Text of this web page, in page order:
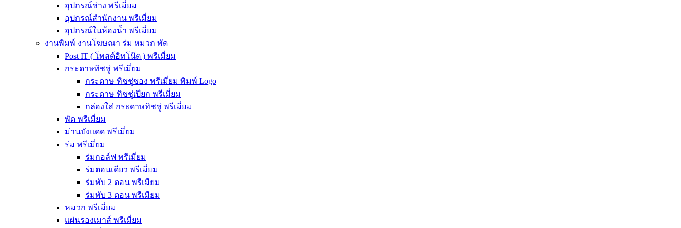
อุปกรณ์ช่าง พรีเมี่ยม
อุปกรณ์สำนักงาน พรีเมี่ยม
อุปกรณ์ในห้องน้ำ พรีเมี่ยม
งานพิมพ์ งานโฆษณา ร่ม หมวก พัด
Post IT ( โพสต์อิทโน๊ต ) พรีเมี่ยม
กระดาษทิชชู่ พรีเมี่ยม
กระดาษ ทิชชู่ซอง พรีเมี่ยม พิมพ์ Logo
กระดาษ ทิชชู่เปียก พรีเมี่ยม
กล่องใส่ กระดาษทิชชู่ พรีเมี่ยม
พัด พรีเมี่ยม
ม่านบังแดด พรีเมี่ยม
ร่ม พรีเมี่ยม
ร่มกอล์ฟ พรีเมี่ยม
ร่มตอนเดียว พรีเมี่ยม
ร่มพับ 2 ตอน พรีเมียม
ร่มพับ 3 ตอน พรีเมียม
หมวก พรีเมี่ยม
แผ่นรองเมาส์ พรีเมี่ยม